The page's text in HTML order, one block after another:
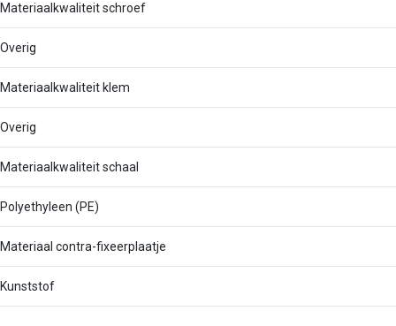
Materiaalkwaliteit schroef
Overig
Materiaalkwaliteit klem
Overig
Materiaalkwaliteit schaal
Polyethyleen (PE)
Materiaal contra-fixeerplaatje
Kunststof